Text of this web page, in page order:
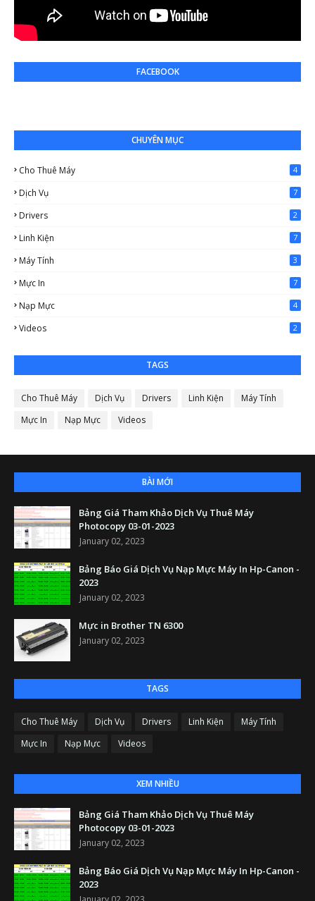
FACEBOOK
CHUYÊN MỤC
Cho Thuê Máy 4
Dịch Vụ 7
Drivers 2
Linh Kiện 7
Máy Tính 3
Mực In 7
Nạp Mực 4
Videos 2
TAGS
Cho Thuê Máy Dịch Vụ Drivers Linh Kiện
Máy Tính
Mực In
Nạp Mực Videos
BÀI MỚI
Bảng Giá Tham Khảo Dịch Vụ Thuê Máy
Photocopy 03-01-2023
January 02, 2023
Bảng Báo Giá Dịch Vụ Nạp Mực Máy In Hp-Canon -
2023
January 02, 2023
Mực in Brother TN 6300
January 02, 2023
TAGS
Cho Thuê Máy Dịch Vụ Drivers Linh Kiện
Máy Tính
Mực In
Nạp Mực Videos
XEM NHIỀU
Bảng Giá Tham Khảo Dịch Vụ Thuê Máy
Photocopy 03-01-2023
January 02, 2023
Bảng Báo Giá Dịch Vụ Nạp Mực Máy In Hp-Canon -
2023